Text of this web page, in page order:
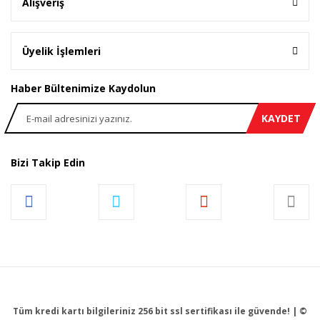
Üyelik İşlemleri
Haber Bültenimize Kaydolun
KAYDET
Bizi Takip Edin
Tüm kredi kartı bilgileriniz 256 bit ssl sertifikası ile güvende! | ©